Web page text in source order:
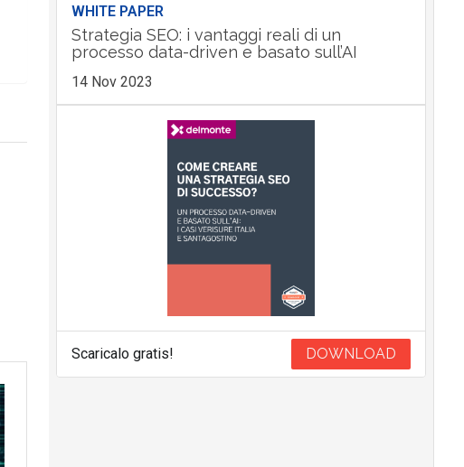
WHITE PAPER
Strategia SEO: i vantaggi reali di un
processo data-driven e basato sull’AI
14 Nov 2023
Scaricalo gratis! DOWNLOAD